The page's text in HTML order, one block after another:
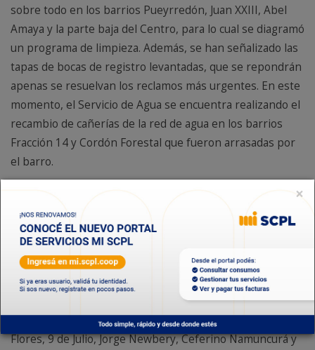
sobre todo en los barrios Pueyrredón, Juan XXIII, Abel
Amaya y la parte baja del Centro, para lo cual se diagramó
un programa de limpieza. Además, se han señalizado las
tapas de bocas de registro levantadas, que se repondrán
apenas se resuelvan los reclamos más urgentes. En este
momento, el Servicio de Agua se encuentra realizando el
recambio de cañerías de la red de agua en los barrios
Fracción 14 y Cordón Forestal que fueron arrasadas por
el barro.
situaciones peligrosas. Se dispusieron 15 cuadrillas de
trabajo para atender los reclamos que aún están
pendientes en distintos sectores de la ciudad. Respecto
al suministro eléctrico, se registró la salida de un
alimentador en media tensión, entre las 4:00hs. y las 6:50
hs. de hoy, que afectó a los barrios 13 de Diciembre, Las
Flores, 9 de Julio, Jorge Newbery, Ceferino Namuncurá y
×